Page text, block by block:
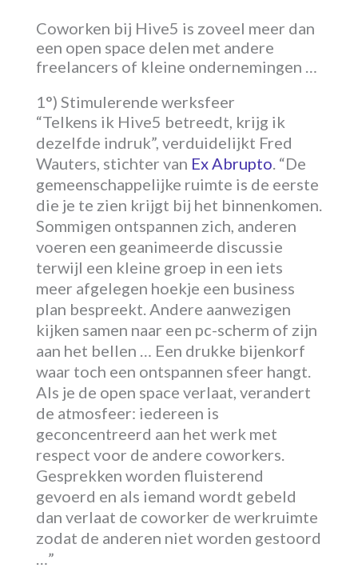
Coworken bij Hive5 is zoveel meer dan
een open space delen met andere
freelancers of kleine ondernemingen …
1°) Stimulerende werksfeer
“Telkens ik Hive5 betreedt, krijg ik
dezelfde indruk”, verduidelijkt Fred
Wauters, stichter van Ex Abrupto. “De
gemeenschappelijke ruimte is de eerste
die je te zien krijgt bij het binnenkomen.
Sommigen ontspannen zich, anderen
voeren een geanimeerde discussie
terwijl een kleine groep in een iets
meer afgelegen hoekje een business
plan bespreekt. Andere aanwezigen
kijken samen naar een pc-scherm of zijn
aan het bellen … Een drukke bijenkorf
waar toch een ontspannen sfeer hangt.
Als je de open space verlaat, verandert
de atmosfeer: iedereen is
geconcentreerd aan het werk met
respect voor de andere coworkers.
Gesprekken worden fluisterend
gevoerd en als iemand wordt gebeld
dan verlaat de coworker de werkruimte
zodat de anderen niet worden gestoord
…”